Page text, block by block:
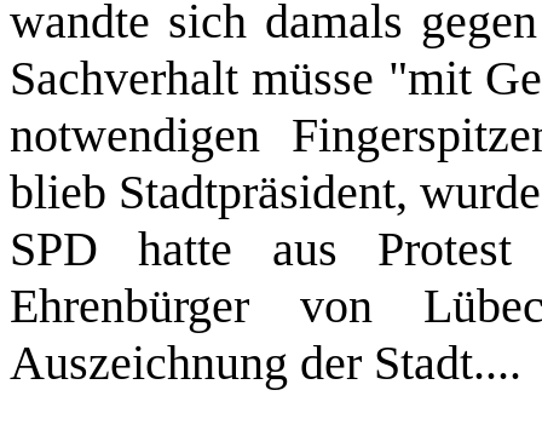
wandte sich damals
Sachverhalt müsse "mit
notwendigen
blieb Stadtpräsident,
SPD hatte aus
Ehrenbürger von
Auszeichnung der Stadt....